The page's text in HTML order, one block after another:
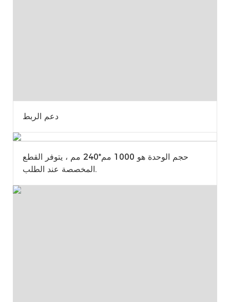
دعم الربط
حجم الوحدة هو 1000 مم*240 مم ، يتوفر القطع
المخصصة عند الطلب.